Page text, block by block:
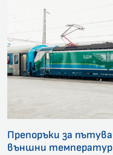
Препоръки за
външни